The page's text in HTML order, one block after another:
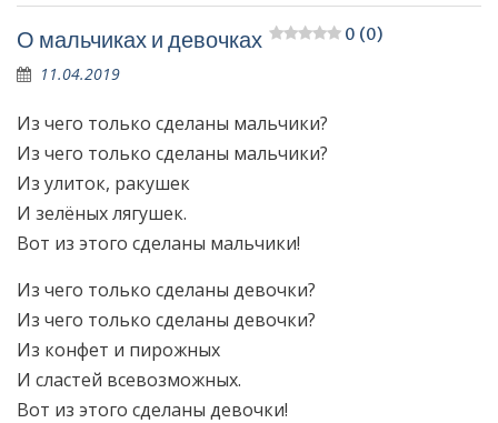
О мальчиках и девочках 0 (0)
11.04.2019
Из чего только сделаны мальчики?
Из чего только сделаны мальчики?
Из улиток, ракушек
И зелёных лягушек.
Вот из этого сделаны мальчики!
Из чего только сделаны девочки?
Из чего только сделаны девочки?
Из конфет и пирожных
И сластей всевозможных.
Вот из этого сделаны девочки!